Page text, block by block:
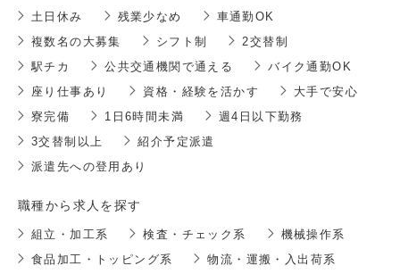
土日休み
残業少なめ
車通勤OK
複数名の大募集
シフト制
2交替制
駅チカ
公共交通機関で通える
バイク通勤OK
座り仕事あり
資格・経験を活かす
大手で安心
寮完備
1日6時間未満
週4日以下勤務
3交替制以上
紹介予定派遣
派遣先への登用あり
職種から求人を探す
組立・加工系 検査・チェック系
機械操作系
食品加工・トッピング系
物流・運搬・入出荷系